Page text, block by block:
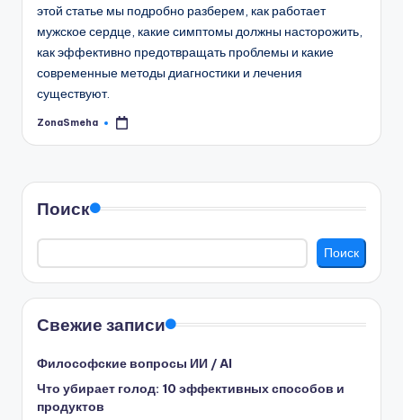
этой статье мы подробно разберем, как работает
мужское сердце, какие симптомы должны насторожить,
как эффективно предотвращать проблемы и какие
современные методы диагностики и лечения
существуют.
Запись
ZonaSmeha
Поиск
Поиск
Свежие записи
Философские вопросы ИИ / AI
Что убирает голод: 10 эффективных способов и
продуктов